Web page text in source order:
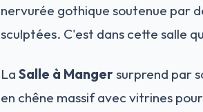
nervurée gothique soutenue par
sculptées. C'est dans cette salle
La Salle à Mangersurprend par
en chêne massif avec vitrines